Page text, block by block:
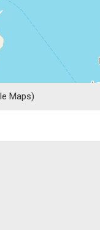
Maps)